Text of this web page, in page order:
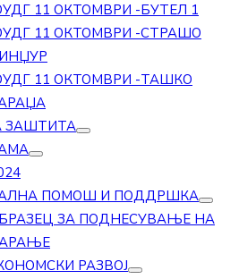
11 ОКТОМВРИ -БУТЕЛ 1
11 ОКТОМВРИ -СТРАШО
11 ОКТОМВРИ -ТАШКО
ЗАШТИТА
ПОМОШ И ПОДДРШКА
ЗА ПОДНЕСУВАЊЕ НА
РАЗВОЈ